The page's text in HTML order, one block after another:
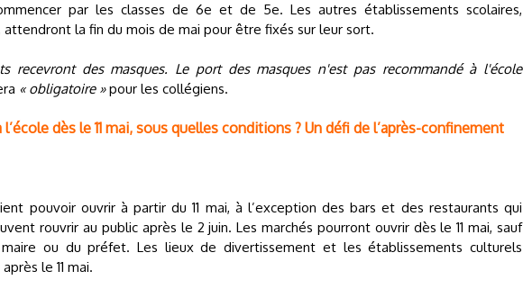
par les classes de 6e et de 5e. Les autres établissements scolaires,
la fin du mois de mai pour être fixés sur leur sort.
recevront des masques. Le port des masques n'est pas recommandé à l'école
« obligatoire »pour les collégiens.
l’école dès le 11 mai, sous quelles conditions ? Un défi de l’après-confinement
pouvoir ouvrir à partir du 11 mai, à l’exception des bars et des restaurants qui
rouvrir au public après le 2 juin. Les marchés pourront ouvrir dès le 11 mai, sauf
ou du préfet. Les lieux de divertissement et les établissements culturels
le 11 mai.